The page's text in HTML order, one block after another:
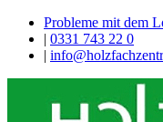
Probleme mit dem
| 0331 743 22 0
|